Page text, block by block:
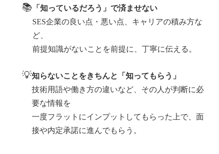
📚 「知っているだろう」で済ませない
SES企業の良い点・悪い点、キャリアの積み方な
ど、
前提知識がないことを前提に、丁寧に伝える。
💡知らないことをきちんと「知ってもらう」
技術用語や働き方の違いなど、その人が判断に必
要な情報を
一度フラットにインプットしてもらった上で、面
接や内定承諾に進んでもらう。